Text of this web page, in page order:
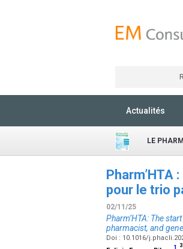
Actualités
LE
Pharm’HTA
pour le trio
02/11/25
Pharm’HTA: The
pharmacist, and
Doi : 10.1016/
3